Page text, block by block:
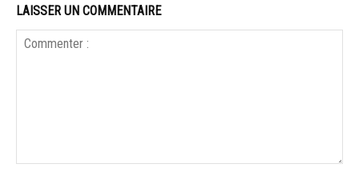
LAISSER UN COMMENTAIRE